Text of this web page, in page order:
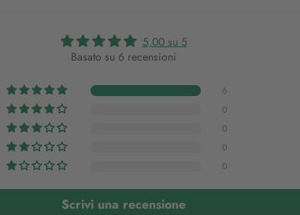
5,00 su 5
Basato su 6 recensioni
6
0
0
0
0
Scrivi una recensione